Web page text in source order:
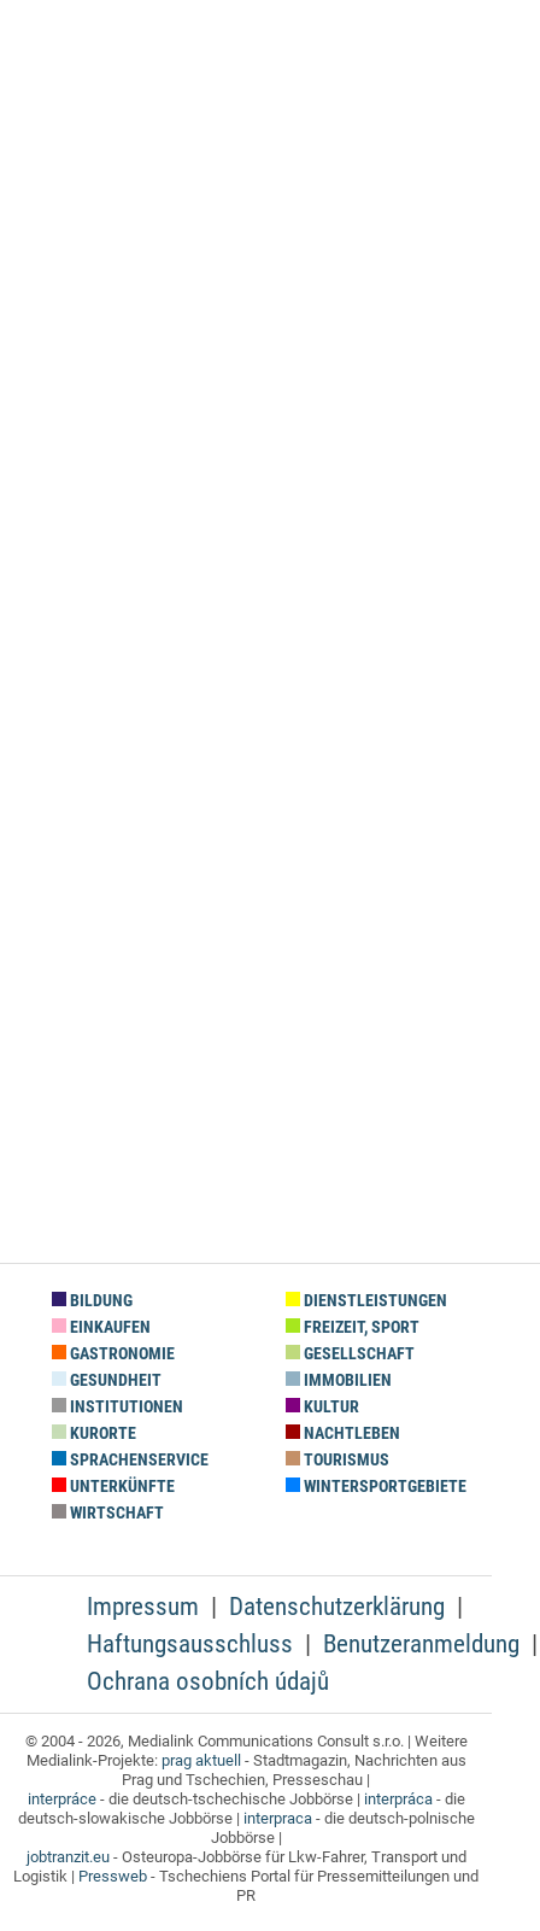
BILDUNG
DIENSTLEISTUNGEN
EINKAUFEN
FREIZEIT, SPORT
GASTRONOMIE
GESELLSCHAFT
GESUNDHEIT
IMMOBILIEN
INSTITUTIONEN
KULTUR
KURORTE
NACHTLEBEN
SPRACHENSERVICE
TOURISMUS
UNTERKÜNFTE
WINTERSPORTGEBIETE
WIRTSCHAFT
Impressum
Datenschutzerklärung
Haftungsausschluss
Benutzeranmeldung
Ochrana osobních údajů
© 2004 - 2026, Medialink Communications Consult s.r.o. | Weitere
Medialink-Projekte: prag aktuell - Stadtmagazin, Nachrichten aus
Prag und Tschechien, Presseschau |
interpráce- die deutsch-tschechische Jobbörse | interpráca- die
deutsch-slowakische Jobbörse | interpraca- die deutsch-polnische
Jobbörse |
jobtranzit.eu- Osteuropa-Jobbörse für Lkw-Fahrer, Transport und
Logistik | Pressweb - Tschechiens Portal für Pressemitteilungen und
PR